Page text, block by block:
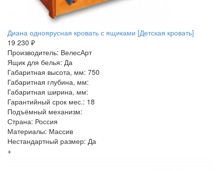
Диана одноярусная кровать с ящиками [Детская кровать]
19 230 ₽
Производитель: ВелесАрт
Ящик для белья: Да
Габаритная высота, мм: 750
Габаритная глубина, мм:
Габаритная ширина, мм:
Гарантийный срок мес.: 18
Подъёмный механизм:
Страна: Россия
Материалы: Массив
Нестандартный размер: Да
+